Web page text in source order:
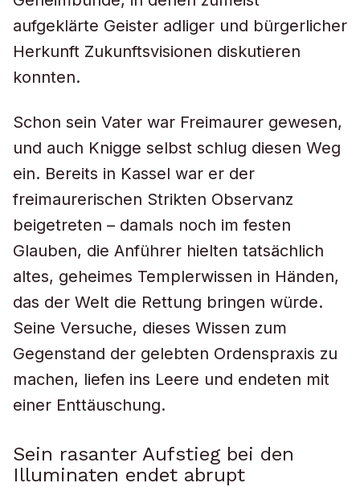
aufgeklärte Geister adliger und bürgerlicher
Herkunft Zukunftsvisionen diskutieren
konnten.
Schon sein Vater war Freimaurer gewesen,
und auch Knigge selbst schlug diesen Weg
ein. Bereits in Kassel war er der
freimaurerischen Strikten Observanz
beigetreten – damals noch im festen
Glauben, die Anführer hielten tatsächlich
altes, geheimes Templerwissen in Händen,
das der Welt die Rettung bringen würde.
Seine Versuche, dieses Wissen zum
Gegenstand der gelebten Ordenspraxis zu
machen, liefen ins Leere und endeten mit
einer Enttäuschung.
Sein rasanter Aufstieg bei den
Illuminaten endet abrupt